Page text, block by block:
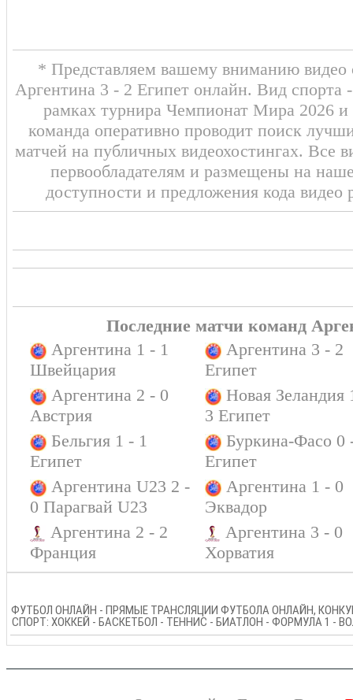
* Представляем вашему вниманию видео
Аргентина 3 - 2 Египет онлайн. Вид
рамках турнира Чемпионат Мира 2026
команда оперативно проводит поиск
матчей на публичных видеохостингах. Все
первообладателям и размещены на
доступности и предложения кода видео
Последние матчи команд
Аргентина 1 - 1
Швейцария
Аргентина 3 - 2
Египет
Аргентина 2 - 0
Австрия
Новая Зеландия
3 Египет
Бельгия 1 - 1
Египет
Буркина-Фасо 0
Египет
Аргентина U23 2 -
0 Парагвай U23
Аргентина 1 - 0
Эквадор
Аргентина 2 - 2
Франция
Аргентина 3 - 0
Хорватия
ФУТБОЛ ОНЛАЙН - ПРЯМЫЕ ТРАНСЛЯЦИИ ФУТБОЛА ОНЛАЙН,
СПОРТ: ХОККЕЙ - БАСКЕТБОЛ - ТЕННИС - БИАТЛОН - ФОРМУЛА 1 -